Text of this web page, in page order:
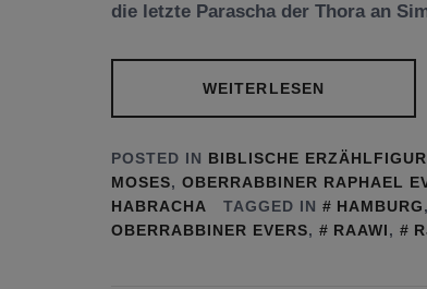
die letzte Parascha der Thora an
WEITERLESEN
POSTED IN BIBLISCHE
MOSES, OBERRABBINER RAPHAEL
HABRACHA
TAGGED IN HAMBURG,
OBERRABBINER EVERS, RAAWI,